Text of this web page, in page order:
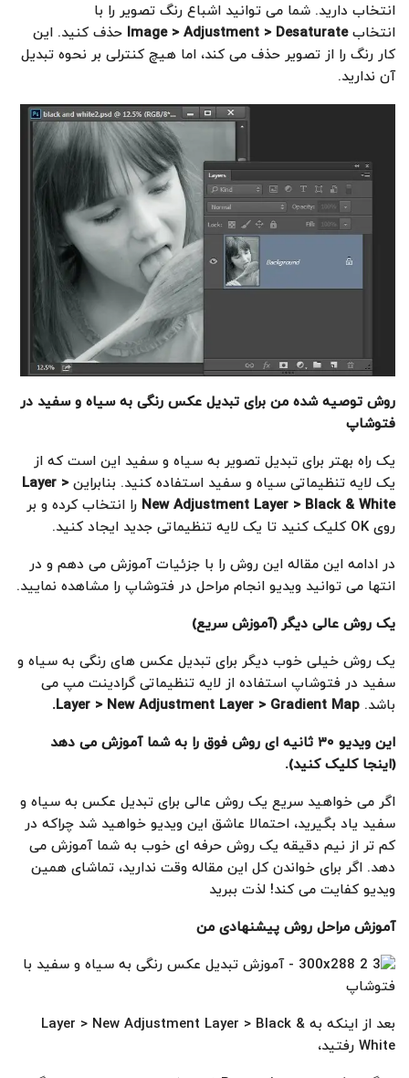
انتخاب دارید. شما می توانید اشباع رنگ تصویر را با
انتخابImage > Adjustment > Desaturate حذف کنید. این
کار رنگ را از تصویر حذف می کند، اما هیچ کنترلی بر نحوه تبدیل
آن ندارید.
روش توصیه شده من برای تبدیل عکس رنگی به سیاه و سفید در
فتوشاپ
یک راه بهتر برای تبدیل تصویر به سیاه و سفید این است که از
یک لایه تنظیماتی سیاه و سفید استفاده کنید. بنابراینLayer >
New Adjustment Layer > Black & White را انتخاب کرده و بر
روی OK کلیک کنید تا یک لایه تنظیماتی جدید ایجاد کنید.
در ادامه این مقاله این روش را با جزئیات آموزش می دهم و در
انتها می توانید ویدیو انجام مراحل در فتوشاپ را مشاهده نمایید.
یک روش عالی دیگر (آموزش سریع)
یک روش خیلی خوب دیگر برای تبدیل عکس های رنگی به سیاه و
سفید در فتوشاپ استفاده از لایه تنظیماتی گرادینت مپ می
باشد. Layer > New Adjustment Layer > Gradient Map.
این ویدیو ۳۰ ثانیه ای روش فوق را به شما آموزش می دهد
(اینجا کلیک کنید).
اگر می خواهید سریع یک روش عالی برای تبدیل عکس به سیاه و
سفید یاد بگیرید، احتمالا عاشق این ویدیو خواهید شد چراکه در
کم تر از نیم دقیقه یک روش حرفه ای خوب به شما آموزش می
دهد. اگر برای خواندن کل این مقاله وقت ندارید، تماشای همین
ویدیو کفایت می کند! لذت ببرید
آموزش مراحل روش پیشنهادی من
بعد از اینکه به Layer > New Adjustment Layer > Black &
White رفتید،